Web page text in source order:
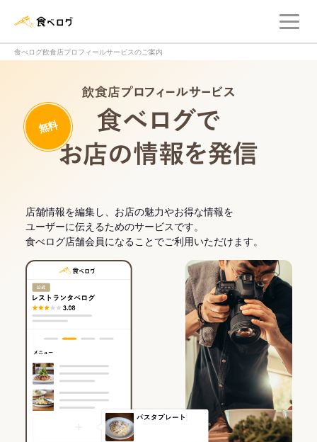
食べログ飲食店プロフィールサービスのご案内
無料
店舗情報を編集し、お店の魅力やお得な情報を
ユーザーに伝えるためのサービスです。
食べログ店舗会員になることでご利用いただけます。